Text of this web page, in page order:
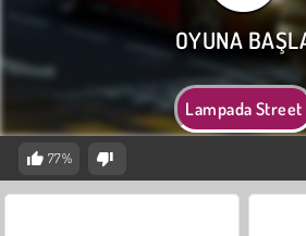
Lampada Street
77%